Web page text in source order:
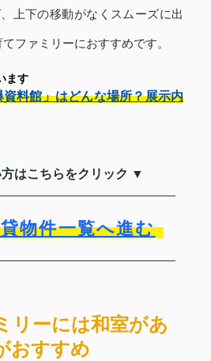
上下の移動がなくスムーズに出
ファミリーにおすすめです。
ます
料館」はどんな場所？展示内
はこちらをクリック ▼
物件一覧へ進む
リーには和室があ
おすすめ